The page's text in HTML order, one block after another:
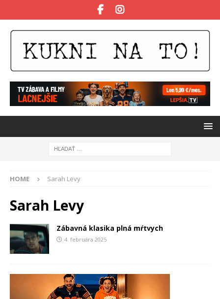
HOME Sarah Levy
Sarah Levy
Zábavná klasika plná mŕtvych
4. februára 2025